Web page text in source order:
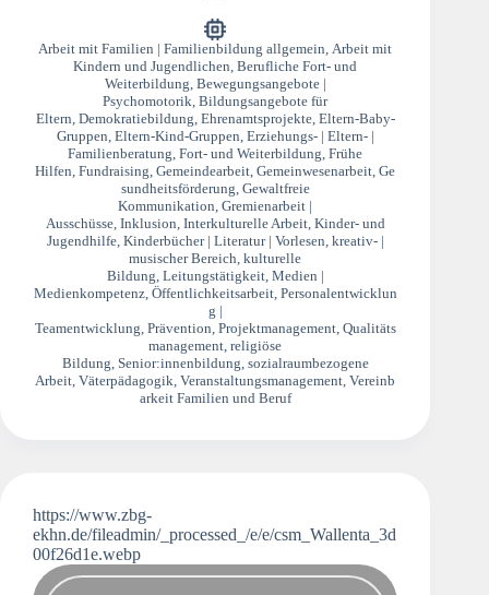
Arbeit mit Familien | Familienbildung allgemein,Arbeit mit
Kindern und Jugendlichen,Berufliche Fort- und
Weiterbildung, Bewegungsangebote |
Psychomotorik,Bildungsangebote für
Eltern, Demokratiebildung, Ehrenamtsprojekte, Eltern-Baby-
Gruppen, Eltern-Kind-Gruppen, Erziehungs- | Eltern- |
Familienberatung,Fort- und Weiterbildung,Frühe
Hilfen,Fundraising,Gemeindearbeit,Gemeinwesenarbeit,Ge
sundheitsförderung, Gewaltfreie
Kommunikation,Gremienarbeit |
Ausschüsse, Inklusion, Interkulturelle Arbeit, Kinder- und
Jugendhilfe, Kinderbücher | Literatur | Vorlesen, kreativ- |
musischer Bereich,kulturelle
Bildung, Leitungstätigkeit, Medien |
Medienkompetenz, Öffentlichkeitsarbeit, Personalentwicklun
g |
Teamentwicklung, Prävention, Projektmanagement, Qualitäts
management,religiöse
Bildung, Senior:innenbildung, sozialraumbezogene
Arbeit,Väterpädagogik,Veranstaltungsmanagement,Vereinb
arkeit Familien und Beruf
https://www.zbg-
ekhn.de/fileadmin/_processed_/e/e/csm_Wallenta_3d
00f26d1e.webp